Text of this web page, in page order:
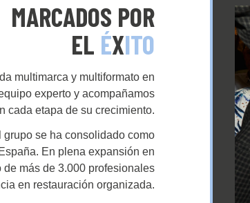
MARCADOS POR
EL ÉXITO
multimarca y multiformato en
experto y acompañamos
cada etapa de su crecimiento.
grupo se ha consolidado como
En plena expansión en
más de 3.000 profesionales
en restauración organizada.